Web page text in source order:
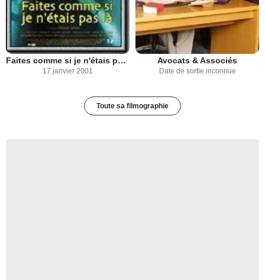
Faites comme si je n'étais pas là
17 janvier 2001
Avocats & Associés
Date de sortie inconnue
Toute sa filmographie